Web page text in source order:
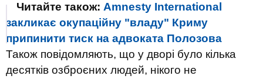
Читайте також: Amnesty International
закликає окупаційну "владу" Криму
припинити тиск на адвоката Полозова
Також повідомляють, що у дворі було кілька
десятків озброєних людей, нікого не